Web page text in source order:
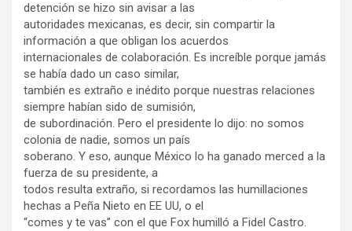
detención se hizo sin avisar a las
autoridades mexicanas, es decir, sin compartir la
información a que obligan los acuerdos
internacionales de colaboración. Es increíble porque jamás
se había dado un caso similar,
también es extraño e inédito porque nuestras relaciones
siempre habían sido de sumisión,
de subordinación. Pero el presidente lo dijo: no somos
colonia de nadie, somos un país
soberano. Y eso, aunque México lo ha ganado merced a la
fuerza de su presidente, a
todos resulta extraño, si recordamos las humillaciones
hechas a Peña Nieto en EE UU, o el
“comes y te vas” con el que Fox humilló a Fidel Castro.